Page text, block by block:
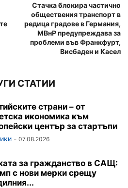
Стачка блокира частично
обществения транспорт в
редица градове в Германия,
МВнР предупреждава за
проблеми във Франкфурт,
Висбаден и Касел
СТАТИИ
страни – от
икономика към
център за стартъпи
- 07.08.2026
за гражданство в САЩ:
с нови мерки срещу